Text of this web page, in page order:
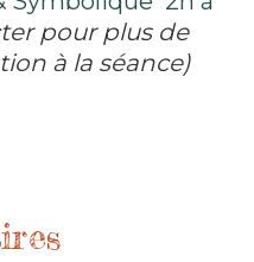
pour plus de
à la séance)